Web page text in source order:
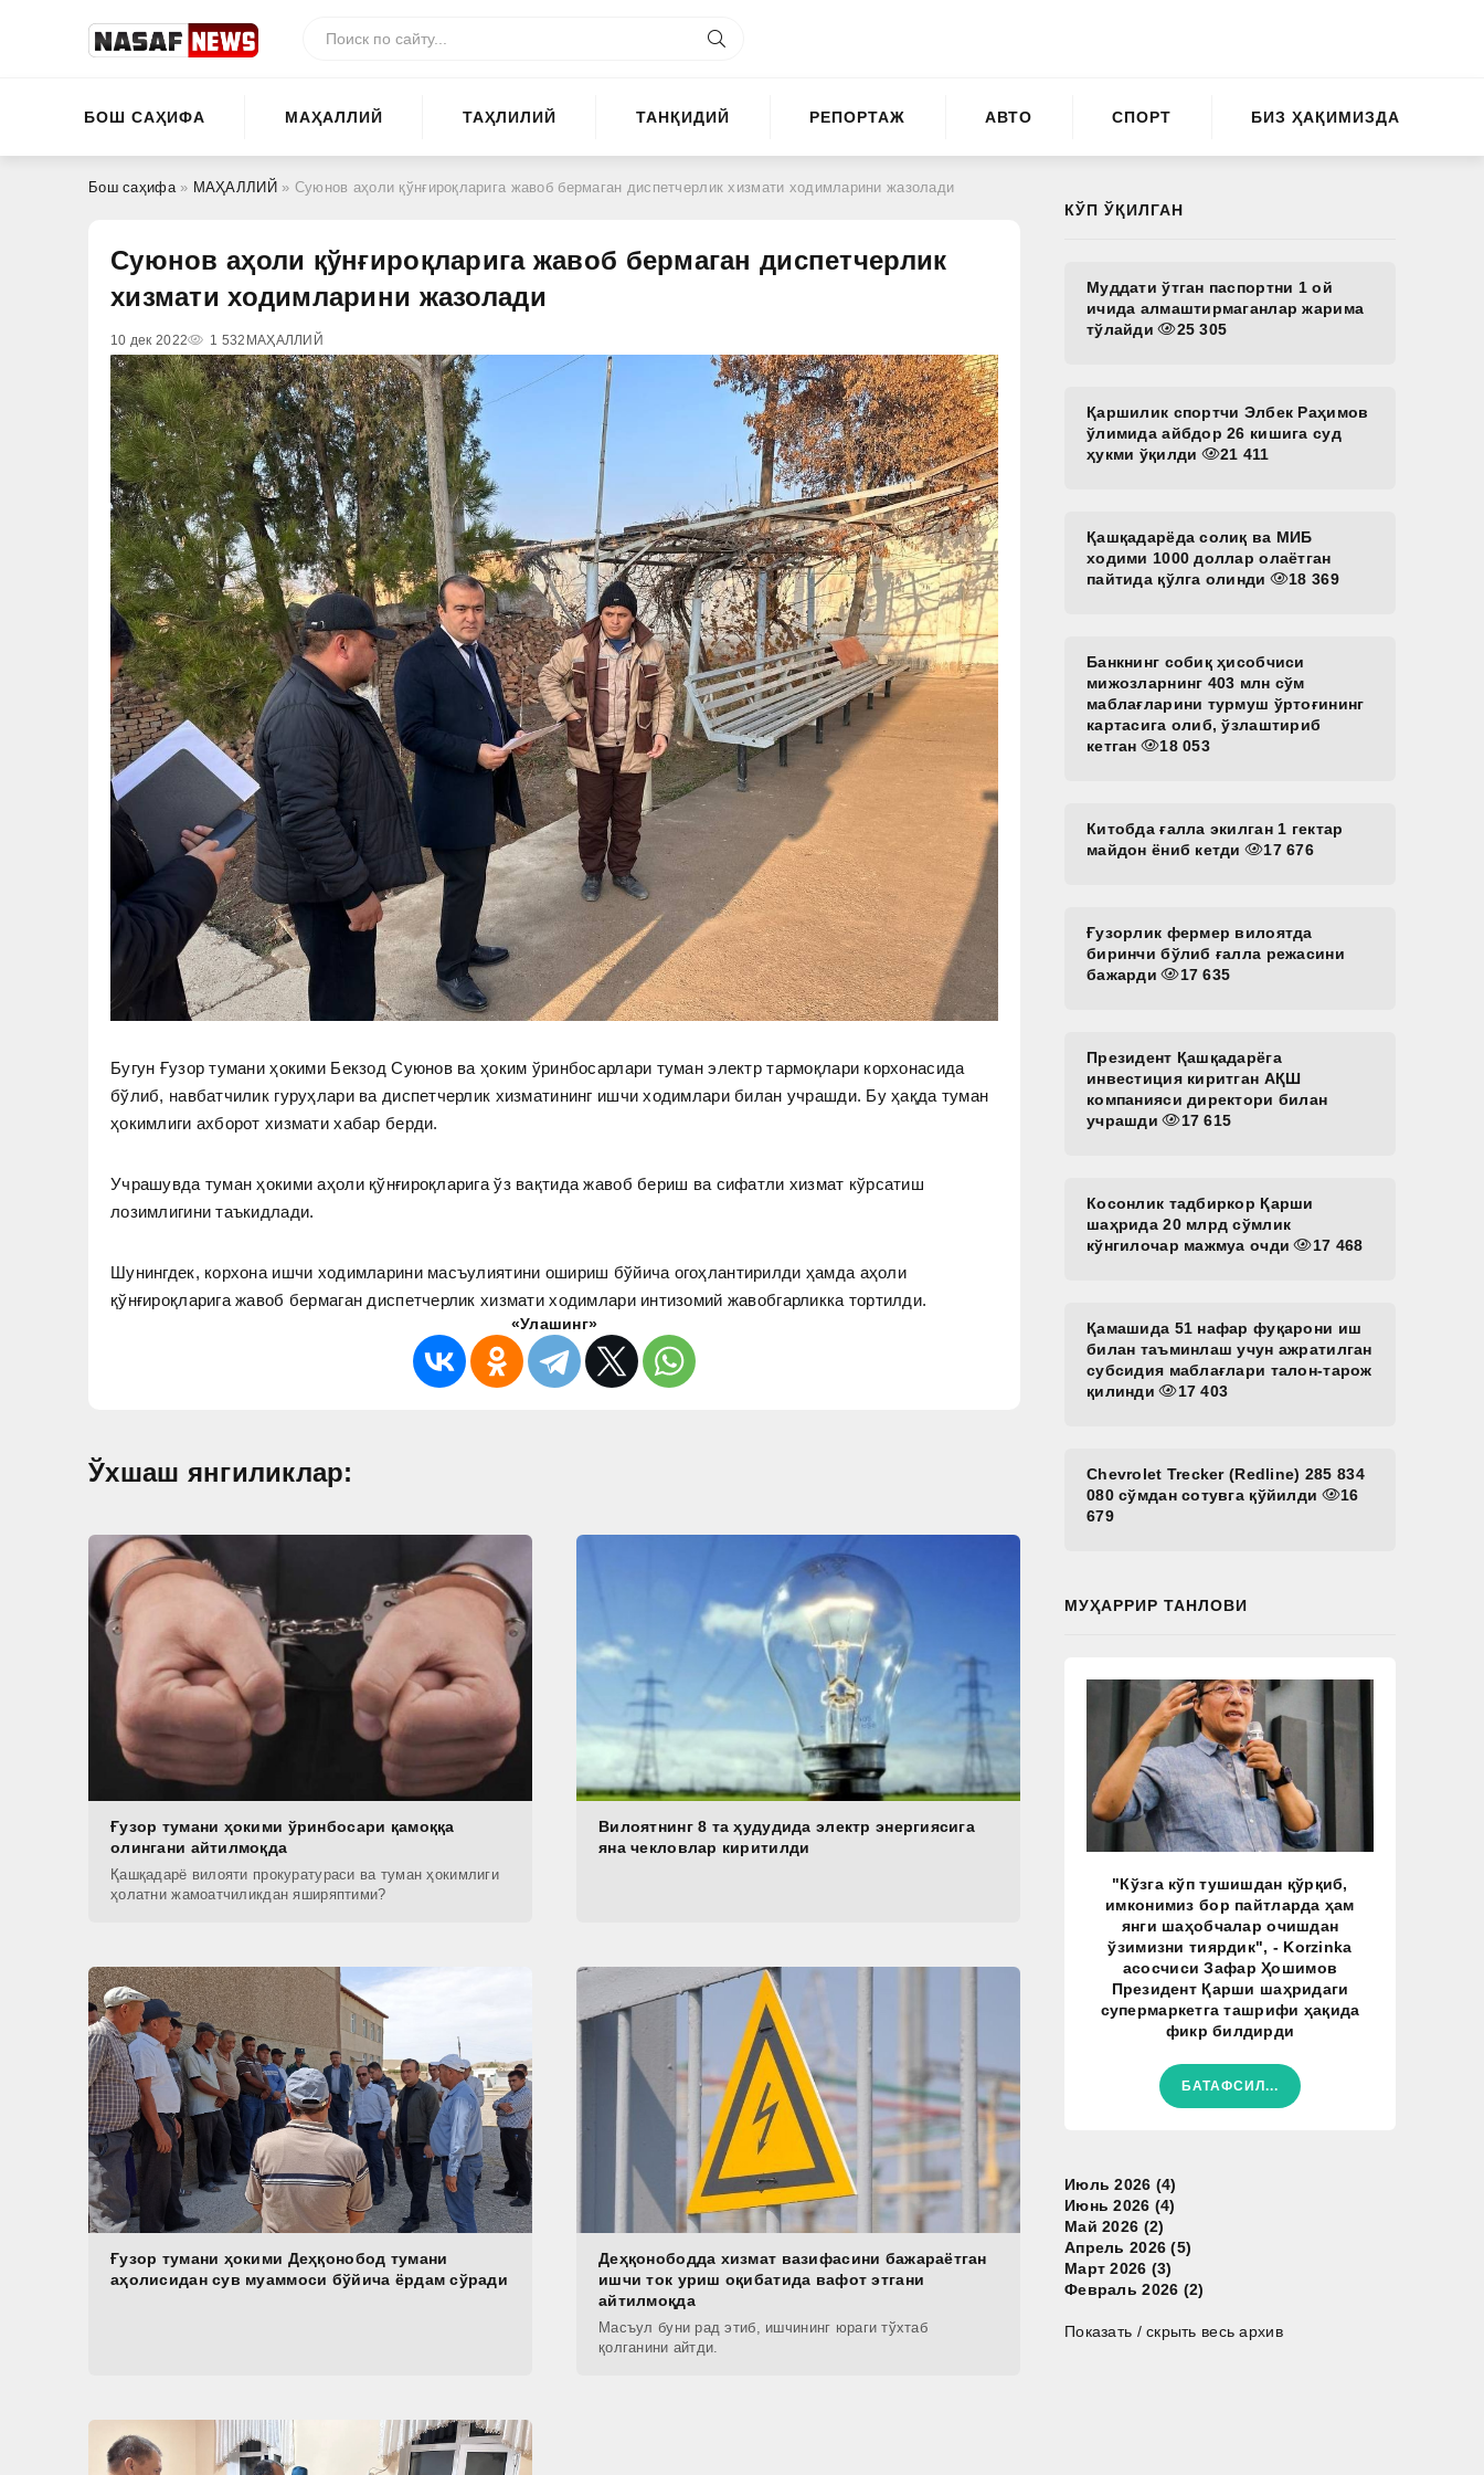
БОШ САҲИФА МАҲАЛЛИЙ ТАҲЛИЛИЙ ТАНҚИДИЙ РЕПОРТАЖ АВТО СПОРТ БИЗ ҲАҚИМИЗДА
Бош саҳифа» МАҲАЛЛИЙ » Суюнов аҳоли қўнғироқларига жавоб бермаган диспетчерлик хизмати ходимларини жазолади
Суюнов аҳоли қўнғироқларига жавоб бермаган диспетчерлик
хизмати ходимларини жазолади
10 дек 2022 1 532 МАҲАЛЛИЙ
Бугун Ғузор тумани ҳокими Бекзод Суюнов ва ҳоким ўринбосарлари туман электр тармоқлари корхонасида
бўлиб, навбатчилик гуруҳлари ва диспетчерлик хизматининг ишчи ходимлари билан учрашди. Бу ҳақда туман
ҳокимлиги ахборот хизмати хабар берди.
Учрашувда туман ҳокими аҳоли қўнғироқларига ўз вақтида жавоб бериш ва сифатли хизмат кўрсатиш
лозимлигини таъкидлади.
Шунингдек, корхона ишчи ходимларини масъулиятини ошириш бўйича огоҳлантирилди ҳамда аҳоли
қўнғироқларига жавоб бермаган диспетчерлик хизмати ходимлари интизомий жавобгарликка тортилди.
«Улашинг»
Ўхшаш янгиликлар:
Ғузор тумани ҳокими ўринбосари қамоққа
олингани айтилмоқда
Қашқадарё вилояти прокуратураси ва туман ҳокимлиги
ҳолатни жамоатчиликдан яширяптими?
Вилоятнинг 8 та ҳудудида электр энергиясига
яна чекловлар киритилди
Ғузор тумани ҳокими Деҳқонобод тумани
аҳолисидан сув муаммоси бўйича ёрдам сўради
Деҳқонободда хизмат вазифасини бажараётган
ишчи ток уриш оқибатида вафот этгани
айтилмоқда
Масъул буни рад этиб, ишчининг юраги тўхтаб
қолганини айтди.
КЎП ЎҚИЛГАН
Муддати ўтган паспортни 1 ой
ичида алмаштирмаганлар жарима
тўлайди
25 305
Қаршилик спортчи Элбек Раҳимов
ўлимида айбдор 26 кишига суд
ҳукми ўқилди
21 411
Қашқадарёда солиқ ва МИБ
ходими 1000 доллар олаётган
пайтида қўлга олинди
18 369
Банкнинг собиқ ҳисобчиси
мижозларнинг 403 млн сўм
маблағларини турмуш ўртоғининг
картасига олиб, ўзлаштириб
кетган
18 053
Китобда ғалла экилган 1 гектар
майдон ёниб кетди
17 676
Ғузорлик фермер вилоятда
биринчи бўлиб ғалла режасини
бажарди
17 635
Президент Қашқадарёга
инвестиция киритган АҚШ
компанияси директори билан
учрашди
17 615
Косонлик тадбиркор Қарши
шаҳрида 20 млрд сўмлик
кўнгилочар мажмуа очди
17 468
Қамашида 51 нафар фуқарони иш
билан таъминлаш учун ажратилган
субсидия маблағлари талон-тарож
қилинди
17 403
Chevrolet Trecker (Redline) 285 834
080 сўмдан сотувга қўйилди
16
679
МУҲАРРИР ТАНЛОВИ
"Кўзга кўп тушишдан қўрқиб,
имконимиз бор пайтларда ҳам
янги шаҳобчалар очишдан
ўзимизни тиярдик", - Korzinka
асосчиси Зафар Ҳошимов
Президент Қарши шаҳридаги
супермаркетга ташрифи ҳақида
фикр билдирди
БАТАФСИЛ...
Июль 2026 (4)
Июнь 2026 (4)
Май 2026 (2)
Апрель 2026 (5)
Март 2026 (3)
Февраль 2026 (2)
Показать / скрыть весь архив